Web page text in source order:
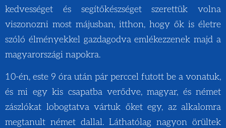
kedvességet és segítőkészséget szerettük volna
viszonozni most májusban, itthon, hogy ők is életre
szóló élményekkel gazdagodva emlékezzenek majd a
magyarországi napokra.
10-én, este 9 óra után pár perccel futott be a vonatuk,
és mi egy kis csapatba verődve, magyar, és német
zászlókat lobogtatva vártuk őket egy, az alkalomra
megtanult német dallal. Láthatólag nagyon örültek